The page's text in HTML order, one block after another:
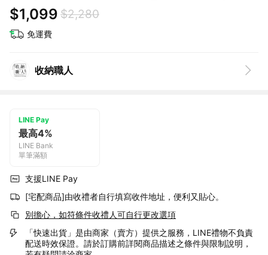
_4款任選
$1,099 $2,280
免運費
收納職人
LINE Pay
最高4%
LINE Bank
單筆滿額
支援LINE Pay
[宅配商品]由收禮者自行填寫收件地址，便利又貼心。
別擔心，如符條件收禮人可自行更改選項
「快速出貨」是由商家（賣方）提供之服務，LINE禮物不負責
配送時效保證。請於訂購前詳閱商品描述之條件與限制說明，